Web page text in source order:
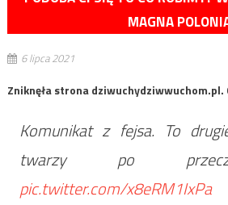
MAGNA
6 lipca 2021
Zniknęła strona dziwuchydziwwuchom.pl.
Komunikat z fejsa. To
twarzy po
pic.twitter.com/x8eRM1IxPa